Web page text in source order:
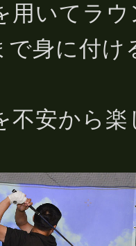
用いてラ
で身に付
不安から